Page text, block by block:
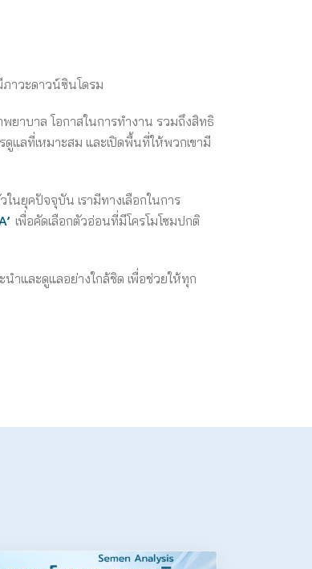
าวะดาวน์ซินโดรม
าบาล โอกาสในการทำงาน รวมถึงสิทธิ
แลที่เหมาะสม และเปิดพื้นที่ให้พวกเขามี
นยุคปัจจุบัน เรามีทางเลือกในการ
เพื่อคัดเลือกตัวอ่อนที่มีโครโมโซมปกติ
ำและดูแลอย่างใกล้ชิด เพื่อช่วยให้ทุก